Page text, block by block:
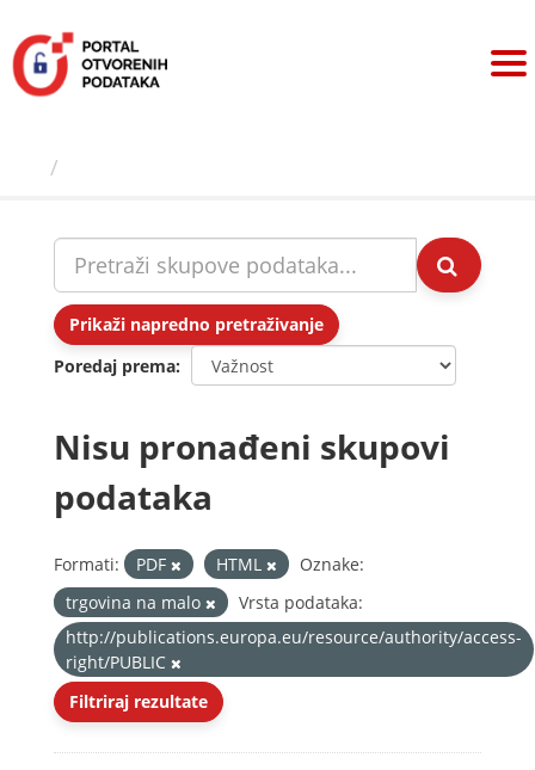
sadržaj
Prikaži napredno pretraživanje
Poredaj prema
Nisu pronađeni skupovi
podataka
Formati: PDF HTML
Oznake:
trgovina na malo
Vrsta podataka:
http://publications.europa.eu/resource/authority/access-
right/PUBLIC
Filtriraj rezultate